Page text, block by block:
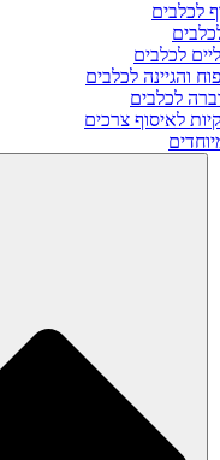
לכלבים
לכלבים
והגיינה לכלבים
לכלבים
לאיסוף צרכים